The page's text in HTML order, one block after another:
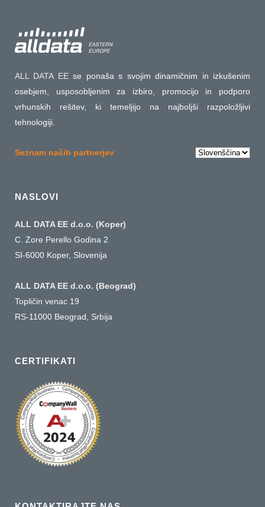
ALL DATA EEse ponaša s svojim dinamičnim in izkušenim
osebjem, usposobljenim za izbiro, promocijo in podporo
vrhunskih rešitev, ki temeljijo na najboljši razpoložljivi
tehnologiji.
Seznam naših partnerjev
Choose
NASLOVI
ALL DATA EE d.o.o. (Koper)
C. Zore Perello Godina 2
SI-6000 Koper, Slovenija
ALL DATA EE d.o.o. (Beograd)
Topličin venac 19
RS-11000 Beograd, Srbija
CERTIFIKATI